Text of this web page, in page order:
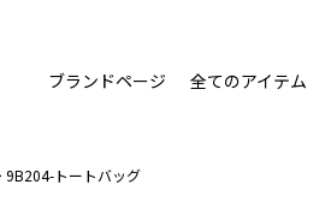
ブランドページ 全てのアイテム
9B204-トートバッグ